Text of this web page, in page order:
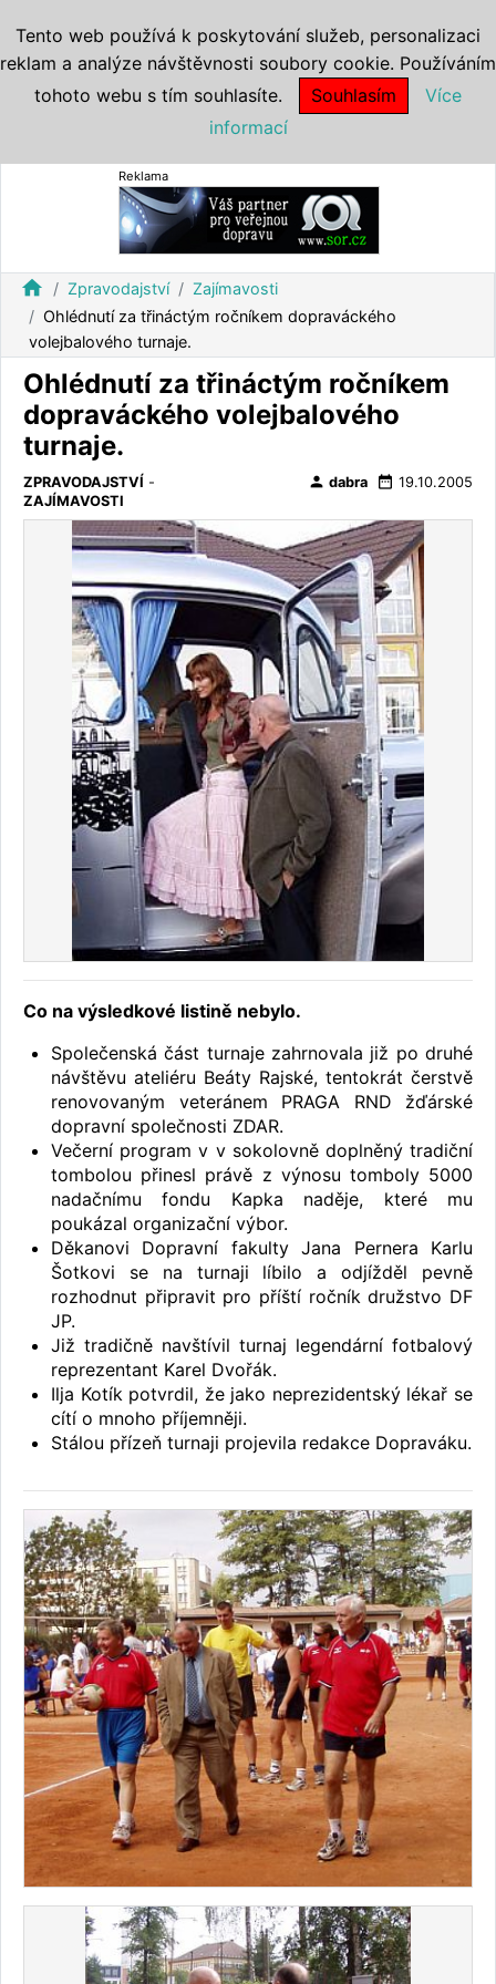
Reklama
home Zpravodajství
Zajímavosti
Ohlédnutí za třináctým ročníkem dopraváckého
volejbalového turnaje.
Ohlédnutí za třináctým ročníkem
dopraváckého volejbalového
turnaje.
ZPRAVODAJSTVÍ -
ZAJÍMAVOSTI
person dabra date_range 19.10.2005
Co na výsledkové listině nebylo.
Společenská část turnaje zahrnovala již po druhé
návštěvu ateliéru Beáty Rajské, tentokrát čerstvě
renovovaným veteránem PRAGA RND žďárské
dopravní společnosti ZDAR.
Večerní program v v sokolovně doplněný tradiční
tombolou přinesl právě z výnosu tomboly 5000
nadačnímu fondu Kapka naděje, které mu
poukázal organizační výbor.
Děkanovi Dopravní fakulty Jana Pernera Karlu
Šotkovi se na turnaji líbilo a odjížděl pevně
rozhodnut připravit pro příští ročník družstvo DF
JP.
Již tradičně navštívil turnaj legendární fotbalový
reprezentant Karel Dvořák.
Ilja Kotík potvrdil, že jako neprezidentský lékař se
cítí o mnoho příjemněji.
Stálou přízeň turnaji projevila redakce Dopraváku.
Tento web používá k poskytování služeb, personalizaci
reklam a analýze návštěvnosti soubory cookie. Používáním
tohoto webu s tím souhlasíte.
Souhlasím
Více
informací